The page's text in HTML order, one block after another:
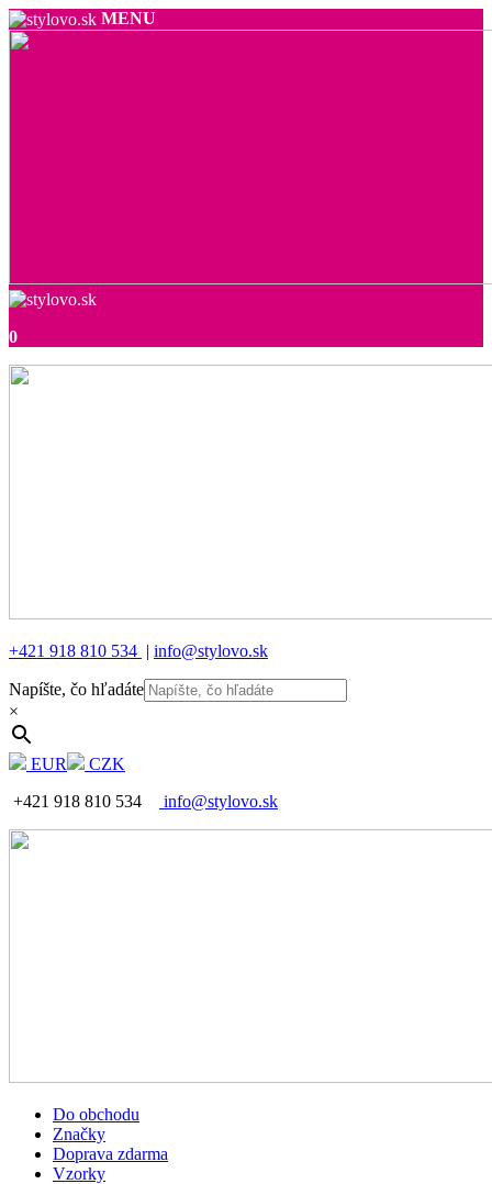
MENU
0
+421 918 810 534 | info@stylovo.sk
Napíšte, čo hľadáte
×
EUR
CZK
+421 918 810 534
info@stylovo.sk
Do obchodu
Značky
Doprava zdarma
Vzorky